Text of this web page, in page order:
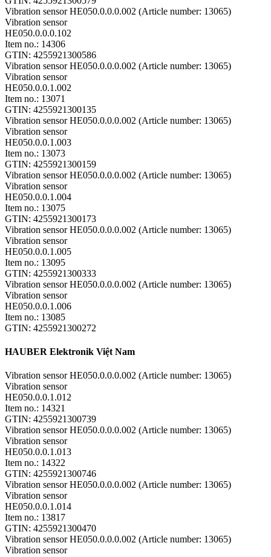
Vibration sensor HE050.0.0.0.002 (Article number: 13065)
Vibration sensor
HE050.0.0.0.102
Item no.: 14306
GTIN: 4255921300586
Vibration sensor HE050.0.0.0.002 (Article number: 13065)
Vibration sensor
HE050.0.0.1.002
Item no.: 13071
GTIN: 4255921300135
Vibration sensor HE050.0.0.0.002 (Article number: 13065)
Vibration sensor
HE050.0.0.1.003
Item no.: 13073
GTIN: 4255921300159
Vibration sensor HE050.0.0.0.002 (Article number: 13065)
Vibration sensor
HE050.0.0.1.004
Item no.: 13075
GTIN: 4255921300173
Vibration sensor HE050.0.0.0.002 (Article number: 13065)
Vibration sensor
HE050.0.0.1.005
Item no.: 13095
GTIN: 4255921300333
Vibration sensor HE050.0.0.0.002 (Article number: 13065)
Vibration sensor
HE050.0.0.1.006
Item no.: 13085
GTIN: 4255921300272
HAUBER Elektronik Việt Nam
Vibration sensor HE050.0.0.0.002 (Article number: 13065)
Vibration sensor
HE050.0.0.1.012
Item no.: 14321
GTIN: 4255921300739
Vibration sensor HE050.0.0.0.002 (Article number: 13065)
Vibration sensor
HE050.0.0.1.013
Item no.: 14322
GTIN: 4255921300746
Vibration sensor HE050.0.0.0.002 (Article number: 13065)
Vibration sensor
HE050.0.0.1.014
Item no.: 13817
GTIN: 4255921300470
Vibration sensor HE050.0.0.0.002 (Article number: 13065)
Vibration sensor